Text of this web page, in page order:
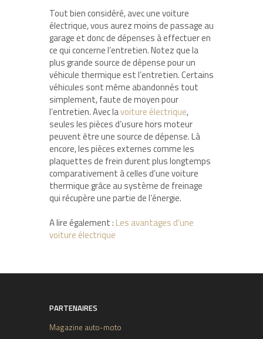
Tout bien considéré, avec une voiture
électrique, vous aurez moins de passage au
garage et donc de dépenses à effectuer en
ce qui concerne l’entretien. Notez que la
plus grande source de dépense pour un
véhicule thermique est l’entretien. Certains
véhicules sont même abandonnés tout
simplement, faute de moyen pour
l’entretien. Avec lavoiture électrique,
seules les pièces d’usure hors moteur
peuvent être une source de dépense. Là
encore, les pièces externes comme les
plaquettes de frein durent plus longtemps
comparativement à celles d’une voiture
thermique grâce au système de freinage
qui récupère une partie de l’énergie.
A lire également : Les avantages d’une
voiture électrique
PARTENAIRES
Magazine auto-moto